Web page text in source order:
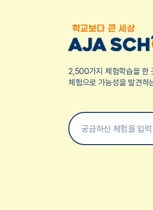
2,500가지 체험학습을 한
체험으로 가능성을 발견하